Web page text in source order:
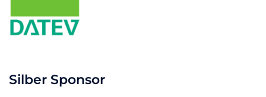
Silber Sponsor